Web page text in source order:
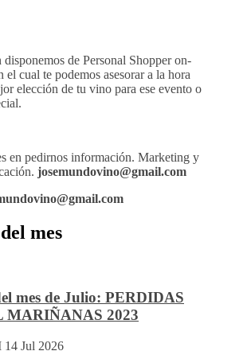
disponemos de Personal Shopper on-
el cual te podemos asesorar a la hora
elección de tu vino para ese evento o
en pedirnos información. Marketing y
josemundovino@gmail.com
mes
mes de Julio: PERDIDAS
MARIÑANAS 2023
14 Jul 2026